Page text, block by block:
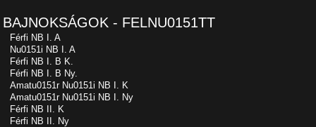
BAJNOKSÁGOK - FELNU0151TT
Férfi NB I. A
Nu0151i NB I. A
Férfi NB I. B K.
Férfi NB I. B Ny.
Amatu0151r Nu0151i NB I. K
Amatu0151r Nu0151i NB I. Ny
Férfi NB II. K
Férfi NB II. Ny